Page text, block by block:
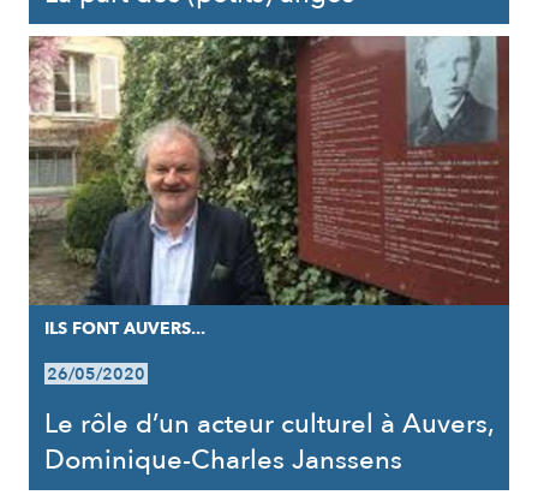
ILS FONT AUVERS...
26/05/2020
Le rôle d’un acteur culturel à Auvers,
Dominique-Charles Janssens